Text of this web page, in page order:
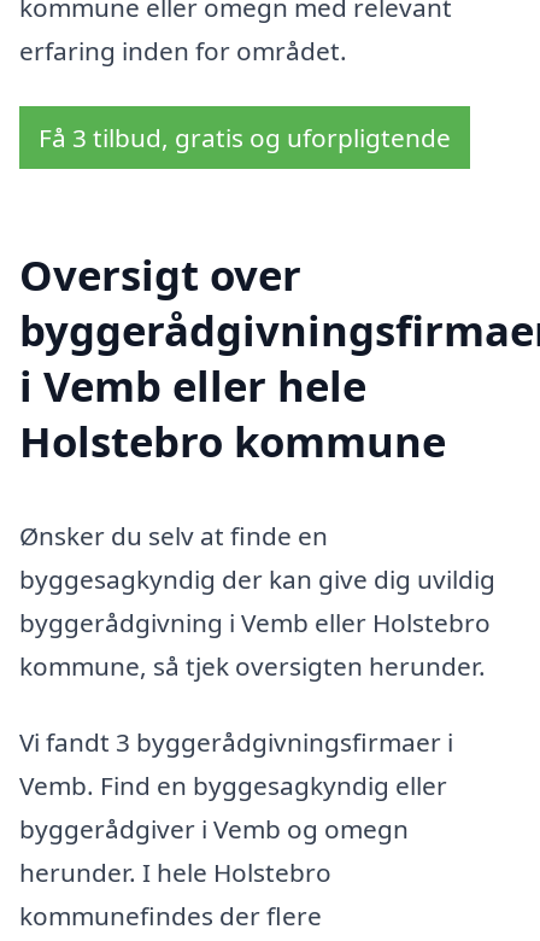
kommune eller omegn med relevant
erfaring inden for området.
Få 3 tilbud, gratis og uforpligtende
Oversigt over
i Vemb eller hele
Holstebro kommune
Ønsker du selv at finde en
byggesagkyndig der kan give dig uvildig
byggerådgivning i Vemb eller Holstebro
kommune, så tjek oversigten herunder.
Vi fandt 3 byggerådgivningsfirmaer i
Vemb. Find en byggesagkyndig eller
byggerådgiver i Vemb og omegn
herunder. I hele Holstebro
kommunefindes der flere